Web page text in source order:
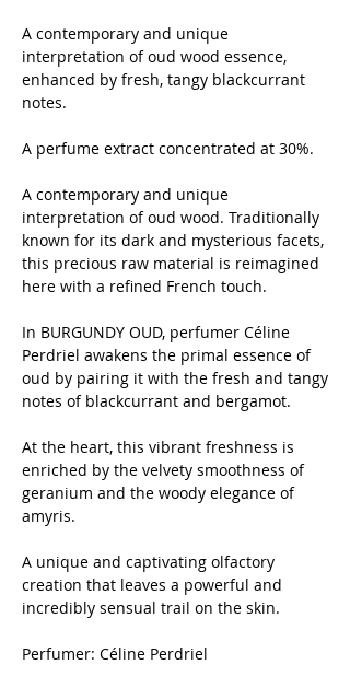
A contemporary and unique
interpretation of oud wood essence,
enhanced by fresh, tangy blackcurrant
notes.
A perfume extract concentrated at 30%.
A contemporary and unique
interpretation of oud wood. Traditionally
known for its dark and mysterious facets,
this precious raw material is reimagined
here with a refined French touch.
In BURGUNDY OUD, perfumer Céline
Perdriel awakens the primal essence of
oud by pairing it with the fresh and tangy
notes of blackcurrant and bergamot.
At the heart, this vibrant freshness is
enriched by the velvety smoothness of
geranium and the woody elegance of
amyris.
A unique and captivating olfactory
creation that leaves a powerful and
incredibly sensual trail on the skin.
Perfumer: Céline Perdriel